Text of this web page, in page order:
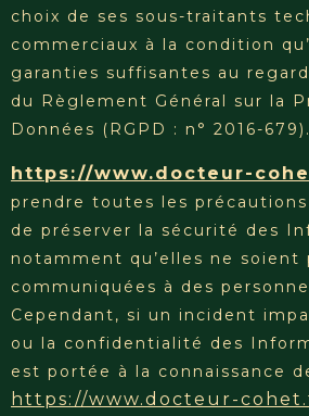
choix de ses sous-traitants
commerciaux à la condition
garanties suffisantes au
du Règlement Général sur la
Données (RGPD : n° 2016-679).
https://www.docteur-
prendre toutes les
de préserver la sécurité des
notamment qu’elles ne soient
communiquées à des
Cependant, si un incident
ou la confidentialité des
est portée à la connaissance
https://www.docteur-